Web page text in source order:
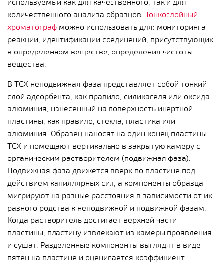
количественного анализа образцов. Тонкослойный
хроматограф можно использовать для: мониторинга
реакции, идентификации соединений, присутствующих
в определенном веществе, определения чистоты
вещества.
В ТСХ неподвижная фаза представляет собой тонкий
слой адсорбента, как правило, силикагеля или оксида
алюминия, нанесенный на поверхность инертной
пластины, как правило, стекла, пластика или
алюминия. Образец наносят на один конец пластины
ТСХ и помещают вертикально в закрытую камеру с
органическим растворителем (подвижная фаза).
Подвижная фаза движется вверх по пластине под
действием капиллярных сил, а компоненты образца
мигрируют на разные расстояния в зависимости от их
разного родства к неподвижной и подвижной фазам.
Когда растворитель достигает верхней части
пластины, пластину извлекают из камеры проявления
и сушат. Разделенные компоненты выглядят в виде
пятен на пластине и оценивается коэффициент